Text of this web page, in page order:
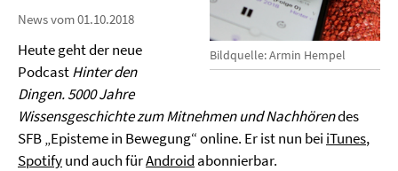
Bildquelle: Armin Hempel
News vom 01.10.2018
Heute geht der neue
PodcastHinter den
Dingen. 5000 Jahre
Wissensgeschichte zum Mitnehmen und Nachhörendes
SFB „Episteme in Bewegung“ online. Er ist nun bei iTunes,
Spotifyund auch fürAndroid abonnierbar.